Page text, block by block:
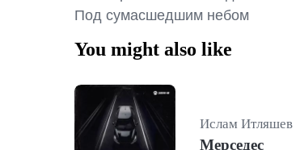
Под сумасшедшим небом
You might also like
Ислам Итляшев
Мерседес